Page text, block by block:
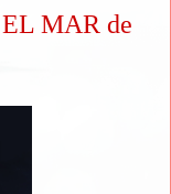
MAR de